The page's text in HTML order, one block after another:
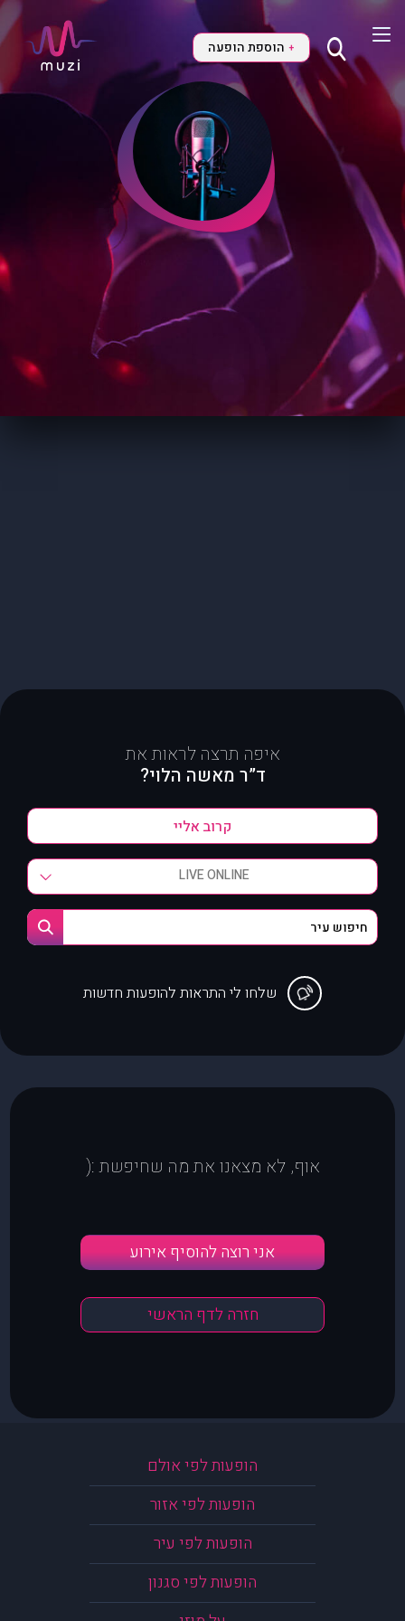
+ הוספת הופעה
איפה תרצה לראות את
ד”ר מאשה הלוי?
LIVE ONLINE
שלחו לי התראות להופעות חדשות
אוף, לא מצאנו את מה שחיפשת :(
אני רוצה להוסיף אירוע
חזרה לדף הראשי
הופעות לפי אולם
הופעות לפי אזור
הופעות לפי עיר
הופעות לפי סגנון